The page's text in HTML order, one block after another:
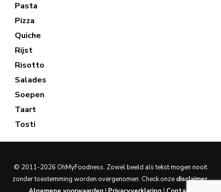
Pasta
Pizza
Quiche
Rijst
Risotto
Salades
Soepen
Taart
Tosti
© 2011-2026 OhMyFoodness. Zowel beeld als tekst mogen nooit
zonder toestemming worden overgenomen. Check onze disclaimer.